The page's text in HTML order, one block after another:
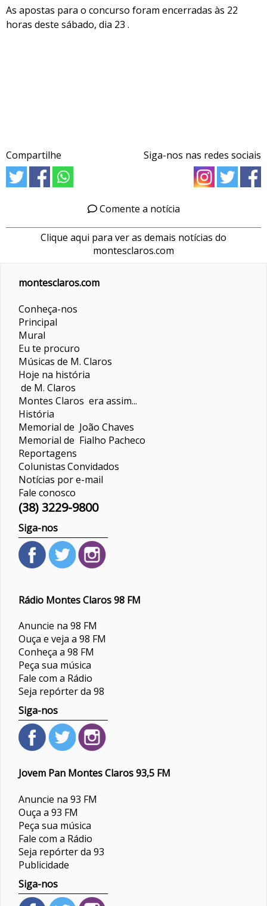
As apostas para o concurso foram encerradas às 22
horas deste sábado, dia 23 .
Compartilhe Siga-nos nas redes sociais
Comente a notícia
Clique aqui para ver as demais notícias do
montesclaros.com
montesclaros.com
Conheça-nos
Principal
Mural
Eu te procuro
Músicas de M. Claros
Hoje na história
de M. Claros
Montes Claros era assim...
História
Memorial de João Chaves
Memorial de Fialho Pacheco
Reportagens
ColunistasConvidados
Notícias por e-mail
Fale conosco
(38) 3229-9800
Siga-nos
Rádio Montes Claros 98 FM
Anuncie na 98 FM
Ouça e veja a 98 FM
Conheça a 98 FM
Peça sua música
Fale com a Rádio
Seja repórter da 98
Siga-nos
Jovem Pan Montes Claros 93,5 FM
Anuncie na 93 FM
Ouça a 93 FM
Peça sua música
Fale com a Rádio
Seja repórter da 93
Publicidade
Siga-nos